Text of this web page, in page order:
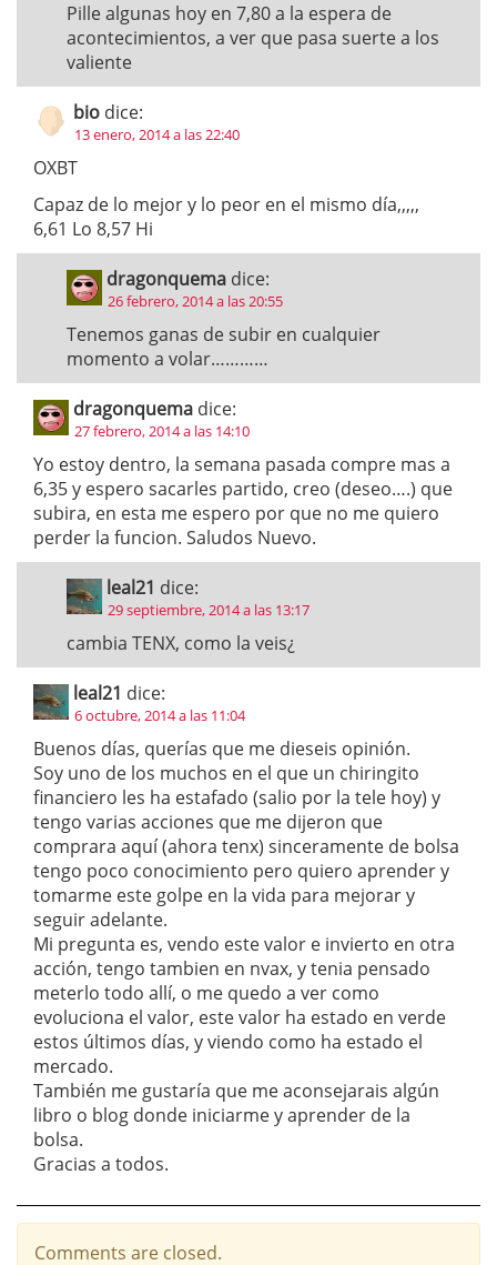
Pille algunas hoy en 7,80 a la espera de
acontecimientos, a ver que pasa suerte a los
valiente
bio dice:
13 enero, 2014 a las 22:40
OXBT
Capaz de lo mejor y lo peor en el mismo día,,,,,
6,61 Lo 8,57 Hi
dragonquema dice:
26 febrero, 2014 a las 20:55
Tenemos ganas de subir en cualquier
momento a volar…………
dragonquema dice:
27 febrero, 2014 a las 14:10
Yo estoy dentro, la semana pasada compre mas a
6,35 y espero sacarles partido, creo (deseo….) que
subira, en esta me espero por que no me quiero
perder la funcion. Saludos Nuevo.
leal21 dice:
29 septiembre, 2014 a las 13:17
cambia TENX, como la veis¿
leal21 dice:
6 octubre, 2014 a las 11:04
Buenos días, querías que me dieseis opinión.
Soy uno de los muchos en el que un chiringito
financiero les ha estafado (salio por la tele hoy) y
tengo varias acciones que me dijeron que
comprara aquí (ahora tenx) sinceramente de bolsa
tengo poco conocimiento pero quiero aprender y
tomarme este golpe en la vida para mejorar y
seguir adelante.
Mi pregunta es, vendo este valor e invierto en otra
acción, tengo tambien en nvax, y tenia pensado
meterlo todo allí, o me quedo a ver como
evoluciona el valor, este valor ha estado en verde
estos últimos días, y viendo como ha estado el
mercado.
También me gustaría que me aconsejarais algún
libro o blog donde iniciarme y aprender de la
bolsa.
Gracias a todos.
Comments are closed.